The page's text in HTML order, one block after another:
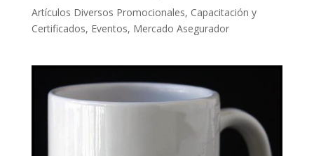
Artículos Diversos Promocionales, Capacitación y
Certificados, Eventos, Mercado Asegurador